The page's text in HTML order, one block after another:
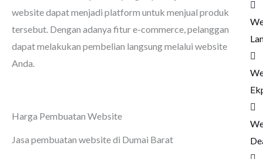
website dapat menjadi platform untuk menjual produk
tersebut. Dengan adanya fitur e-commerce, pelanggan
dapat melakukan pembelian langsung melalui website
Anda.
Harga Pembuatan Website
Jasa pembuatan website di Dumai Barat